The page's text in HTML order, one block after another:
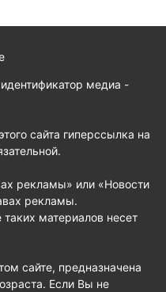
медиа -
сайта гиперссылка на
рекламы» или «Новости
рекламы.
материалов несет
сайте, предназначена
Если Вы не